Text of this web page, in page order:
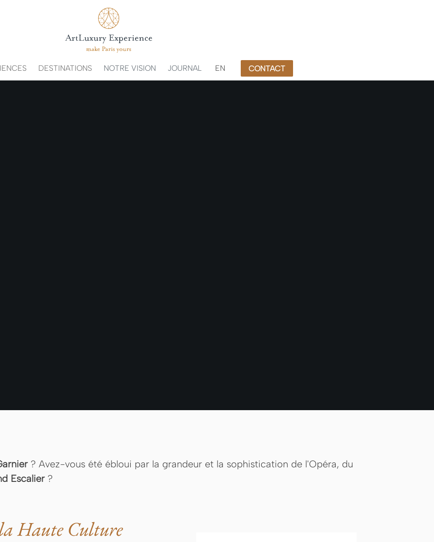
DESTINATIONS NOTRE VISION JOURNAL EN CONTACT
? Avez-vous été ébloui par la grandeur et la sophistication de l'Opéra, du
Escalier?
la Haute Culture